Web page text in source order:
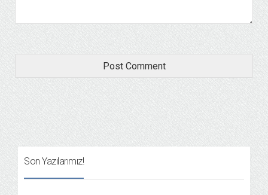
Son Yazılarımız!